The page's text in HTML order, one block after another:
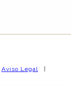
Aviso Legal